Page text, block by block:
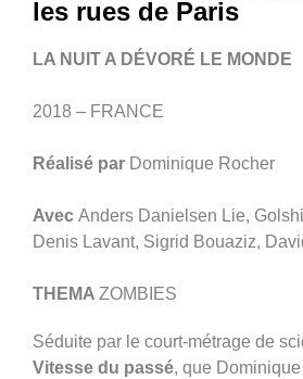
les rues de Paris
LA NUIT A DÉVORÉ LE MONDE
2018 – FRANCE
Réalisé par Dominique Rocher
Avec Anders Danielsen Lie,
Denis Lavant, Sigrid Bouaziz,
THEMA ZOMBIES
Séduite par le court-métrage de
Vitesse du passé, que